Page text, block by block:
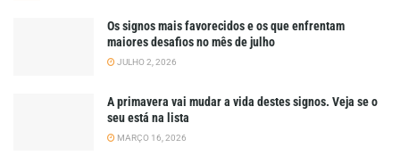
Os signos mais favorecidos e os que enfrentam
maiores desafios no mês de julho
JULHO 2, 2026
A primavera vai mudar a vida destes signos. Veja se o
seu está na lista
MARÇO 16, 2026